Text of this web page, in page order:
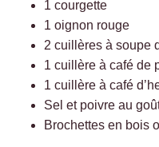
1 courgette
1 oignon rouge
2 cuillères à soupe
1 cuillère à café de
1 cuillère à café
Sel et poivre au
Brochettes en bois